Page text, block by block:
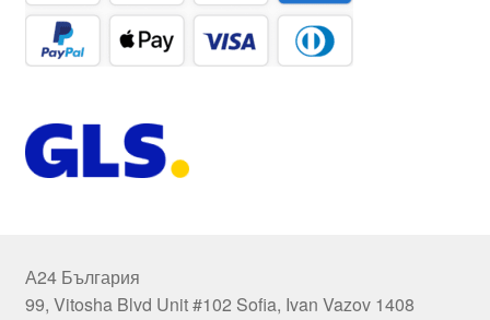
А24 България
99, Vitosha Blvd Unit #102 Sofia, Ivan Vazov 1408